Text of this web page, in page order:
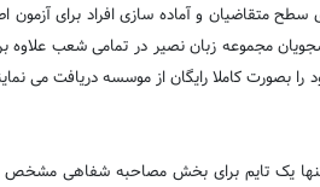
سطح متقاضیان و آماده سازی افراد برای
کاملا رایگان از موسسه دریافت می
تنها یک تایم برای بخش مصاحبه شفاهی